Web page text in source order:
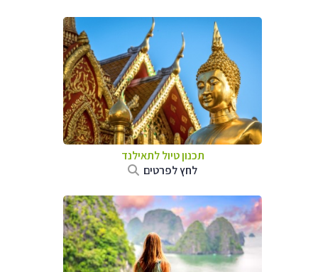
תכנון טיול לתאילנד
לחץ לפרטים